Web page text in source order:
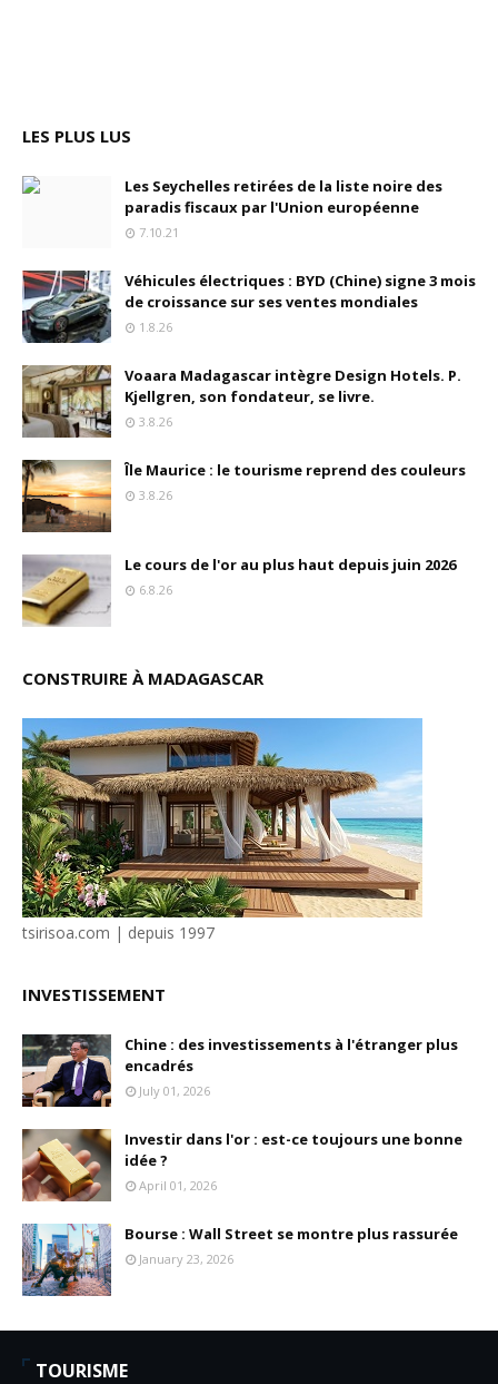
LES PLUS LUS
Les Seychelles retirées de la liste noire des
paradis fiscaux par l'Union européenne
7.10.21
Véhicules électriques : BYD (Chine) signe 3 mois
de croissance sur ses ventes mondiales
1.8.26
Voaara Madagascar intègre Design Hotels. P.
Kjellgren, son fondateur, se livre.
3.8.26
Île Maurice : le tourisme reprend des couleurs
3.8.26
Le cours de l'or au plus haut depuis juin 2026
6.8.26
CONSTRUIRE À MADAGASCAR
tsirisoa.com | depuis 1997
INVESTISSEMENT
Chine : des investissements à l'étranger plus
encadrés
July 01, 2026
Investir dans l'or : est-ce toujours une bonne
idée ?
April 01, 2026
Bourse : Wall Street se montre plus rassurée
January 23, 2026
TOURISME